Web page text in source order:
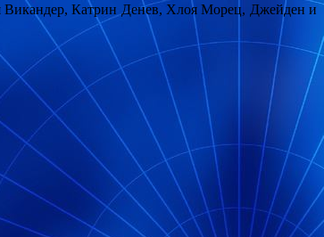
Катрин Денев, Хлоя Морец, Джейден и